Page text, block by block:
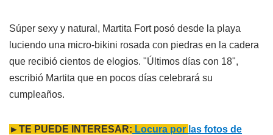
Súper sexy y natural, Martita Fort posó desde la playa
luciendo una micro-bikini rosada con piedras en la cadera
que recibió cientos de elogios. "Últimos días con 18",
escribió Martita que en pocos días celebrará su
cumpleaños.
►TE PUEDE INTERESAR: Locura por las fotos de